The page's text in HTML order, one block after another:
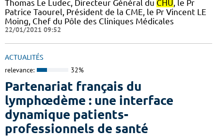
Thomas Le Ludec, Directeur Général du CHU, le Pr
Patrice Taourel, Président de la CME, le Pr Vincent LE
Moing, Chef du Pôle des Cliniques Médicales
22/01/2021 09:52
ACTUALITÉS
relevance: 32%
Partenariat français du
lymphœdème : une interface
dynamique patients-
professionnels de santé